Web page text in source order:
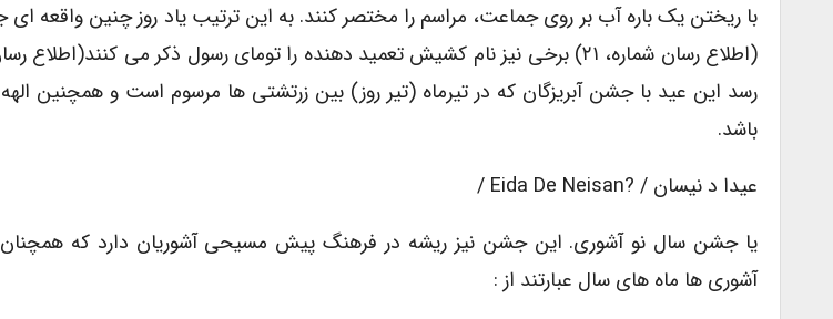
با ریختن یک باره آب بر روی جماعت، مراسم را مختصر کنند. به این ترتیب یاد روز چنین واقعه
رسد این عید با جشن آبریزگان که در تیرماه (تیر روز) بین زرتشتی ها مرسوم است و همچنین الهه
باشد.
عیدا د نیسان / ?eida De Neisan /
یا جشن سال نو آشوری. این جشن نیز ریشه در فرهنگ پیش مسیحی آشوریان دارد که
آشوری ها ماه های سال عبارتند از :